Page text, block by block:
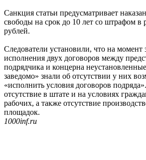
Санкция статьи предусматривает
свободы на срок до 10 лет со штрафом в
рублей.
Следователи установили, что на момент
исполнения двух договоров между
подрядчика и концерна
заведомо» знали об отсутствии у них
«исполнить условия договоров
отсутствие в штате и на условиях
рабочих, а также отсутствие
площадок.
1000inf.ru